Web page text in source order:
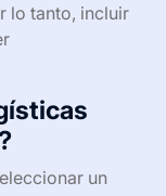
lo tanto, incluir
un